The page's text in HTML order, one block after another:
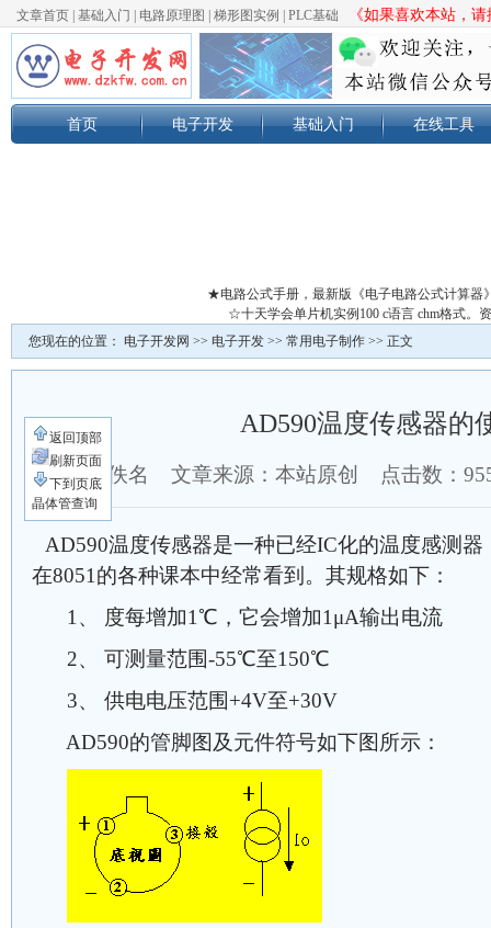
文章首页 基础入门 电路原理图 梯形图实例 PLC基础 《如果喜欢本站，
首页 电子开发 基础入门 在线工具
★电路公式手册，最新版《电子电路公式计算器
☆十天学会单片机实例100 c语言 chm格式。
您现在的位置： 电子开发网 >> 电子开发 >> 常用电子制作 >> 正文
AD590温度传感器的
作者：佚名 文章来源：本站原创 点击数：
AD590温度传感器是一种已经IC化的温度感测
在8051的各种课本中经常看到。其规格如下：
1、 度每增加1℃，它会增加1μA输出电流
2、 可测量范围-55℃至150℃
3、 供电电压范围+4V至+30V
AD590的管脚图及元件符号如下图所示：
返回顶部
刷新页面
下到页底
晶体管查询